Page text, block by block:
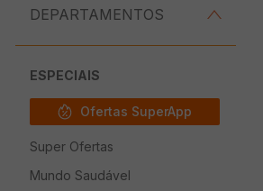
DEPARTAMENTOS
ESPECIAIS
Ofertas SuperApp
Super Ofertas
Mundo Saudável